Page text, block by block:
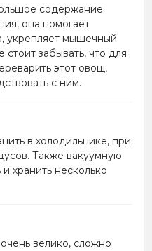
содержание
она помогает
укрепляет мышечный
забывать, что для
этот овощ,
с ним.
в холодильнике, при
Также вакуумную
хранить несколько
велико, сложно